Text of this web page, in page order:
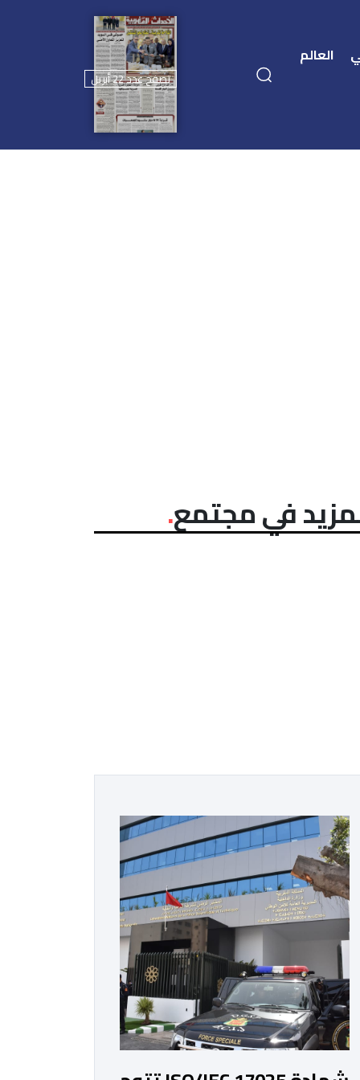
العالم
تصفح عدد 22 أبريل
في مجتمع